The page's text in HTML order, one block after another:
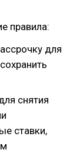
правила:
для
снятия
ставки,